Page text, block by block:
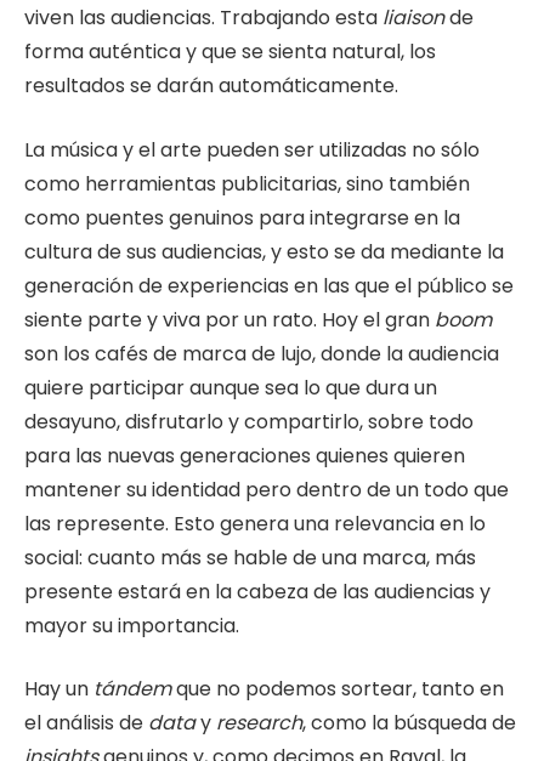
viven las audiencias. Trabajando esta liaisonde
forma auténtica y que se sienta natural, los
resultados se darán automáticamente.
La música y el arte pueden ser utilizadas no sólo
como herramientas publicitarias, sino también
como puentes genuinos para integrarse en la
cultura de sus audiencias, y esto se da mediante la
generación de experiencias en las que el público se
siente parte y viva por un rato. Hoy el gran boom
son los cafés de marca de lujo, donde la audiencia
quiere participar aunque sea lo que dura un
desayuno, disfrutarlo y compartirlo, sobre todo
para las nuevas generaciones quienes quieren
mantener su identidad pero dentro de un todo que
las represente. Esto genera una relevancia en lo
social: cuanto más se hable de una marca, más
presente estará en la cabeza de las audiencias y
mayor su importancia.
Hay un tándemque no podemos sortear, tanto en
el análisis de datay research, como la búsqueda de